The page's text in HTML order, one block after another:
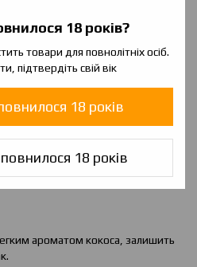
18 років?
товари для повнолітніх осіб.
підтвердіть свій вік
18 років
18 років
десертній нотки. Для
ароматом кокоса, залишить